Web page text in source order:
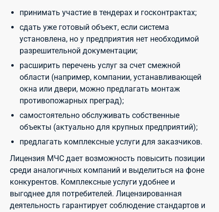
принимать участие в тендерах и госконтрактах;
сдать уже готовый объект, если система
установлена, но у предприятия нет необходимой
разрешительной документации;
расширить перечень услуг за счет смежной
области (например, компании, устанавливающей
окна или двери, можно предлагать монтаж
противопожарных преград);
самостоятельно обслуживать собственные
объекты (актуально для крупных предприятий);
предлагать комплексные услуги для заказчиков.
Лицензия МЧС дает возможность повысить позиции
среди аналогичных компаний и выделиться на фоне
конкурентов. Комплексные услуги удобнее и
выгоднее для потребителей. Лицензированная
деятельность гарантирует соблюдение стандартов и